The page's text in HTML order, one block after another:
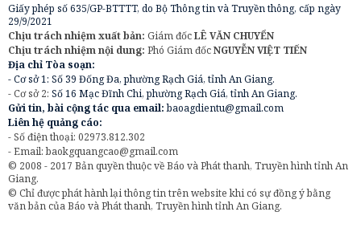
Giấy phép số 635/GP-BTTTT, do Bộ Thông tin và Truyền thông, cấp ngày
29/9/2021
Chịu trách nhiệm xuất bản: Giám đốcLÊ VĂN CHUYỂN
Chịu trách nhiệm nội dung: Phó Giám đốcNGUYỄN VIỆT TIẾN
Địa chỉ Tòa soạn:
- Cơ sở 1: Số 39 Đống Đa, phường Rạch Giá, tỉnh An Giang.
- Cơ sở 2: Số 16 Mạc Đĩnh Chi, phường Rạch Giá, tỉnh An Giang.
Gửi tin, bài cộng tác qua email:baoagdientu@gmail.com
Liên hệ quảng cáo:
- Số điện thoại: 02973.812.302
- Email:baokgquangcao@gmail.com
© 2008 - 2017 Bản quyền thuộc về Báo và Phát thanh, Truyền hình tỉnh An
Giang.
© Chỉ được phát hành lại thông tin trên website khi có sự đồng ý bằng
văn bản của Báo và Phát thanh, Truyền hình tỉnh An Giang.